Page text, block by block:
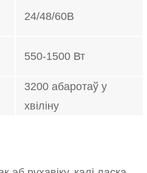
24/48/60В
550-1500 Вт
3200 абаротаў у
хвіліну